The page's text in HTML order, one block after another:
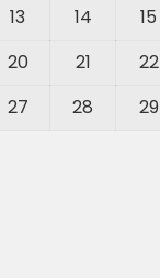
13 14 15
20 21 22
27 28 29